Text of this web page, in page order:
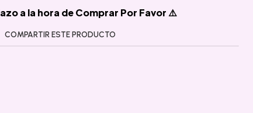
a la hora de Comprar Por Favor ⚠️
COMPARTIR ESTE PRODUCTO